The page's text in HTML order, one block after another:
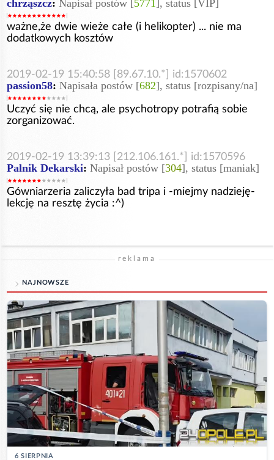
chrząszcz: Napisał postów [ 5771 ], status [VIP]
ważne,że dwie wieże całe (i helikopter) ... nie ma
dodatkowych kosztów
2019-02-19 15:40:58 [89.67.10.*] id:1570602
passion58: Napisała postów [682], status [rozpisany/na]
Uczyć się nie chcą, ale psychotropy potrafią sobie
zorganizować.
2019-02-19 13:39:13 [212.106.161.*] id:1570596
Palnik Dekarski: Napisał postów [304], status [maniak]
Gówniarzeria zaliczyła bad tripa i -miejmy nadzieję-
lekcję na resztę życia :^)
reklama
NAJNOWSZE
6 SIERPNIA